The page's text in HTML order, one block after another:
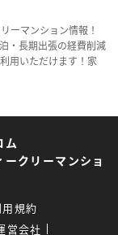
ーマンション情報！
・長期出張の経費削減
用いただけます！家
ム
クリーマンショ
規約
営会社